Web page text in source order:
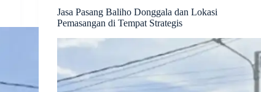
Jasa Pasang Baliho Donggala dan Lokasi
Pemasangan di Tempat Strategis